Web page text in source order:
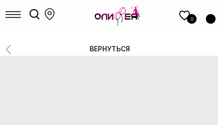
0
ВЕРНУТЬСЯ
КАТАЛОГ шаров